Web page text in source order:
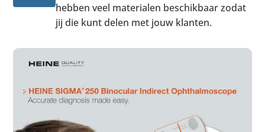
hebben veel materialen beschikbaar zodat
jij die kunt delen met jouw klanten.